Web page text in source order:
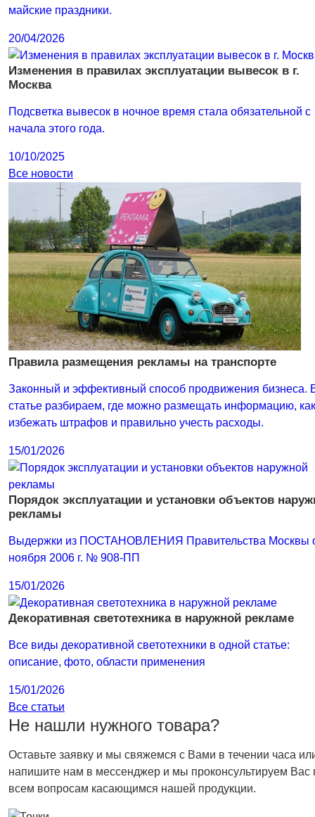
майские праздники.
20/04/2026
Изменения в правилах эксплуатации вывесок в г.
Москва
Подсветка вывесок в ночное время стала обязательной с
начала этого года.
10/10/2025
Все новости
Правила размещения рекламы на транспорте
Законный и эффективный способ продвижения бизнеса.
статье разбираем, где можно размещать информацию, как
избежать штрафов и правильно учесть расходы.
15/01/2026
Порядок эксплуатации и установки объектов
рекламы
Выдержки из ПОСТАНОВЛЕНИЯ Правительства Москвы
ноября 2006 г. № 908-ПП
15/01/2026
Декоративная светотехника в наружной рекламе
Все виды декоративной светотехники в одной статье:
описание, фото, области применения
15/01/2026
Все статьи
Не нашли нужного товара?
Оставьте заявку и мы свяжемся с Вами в течении часа
напишите нам в мессенджер и мы проконсультируем Вас
всем вопросам касающимся нашей продукции.